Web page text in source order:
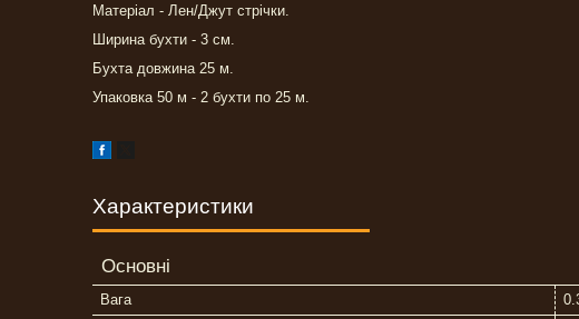
Матеріал - Лен/Джут стрічки.
Ширина бухти - 3 см.
Бухта довжина 25 м.
Упаковка 50 м - 2 бухти по 25 м.
Характеристики
Основні
Вага